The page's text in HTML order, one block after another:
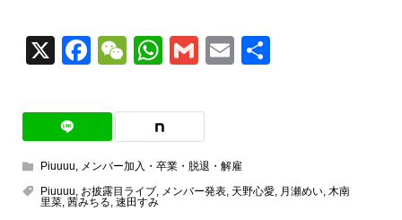
X Facebook
WeChat
WhatsApp
GmailEmail
Piuuuu, メンバー加入・卒業・脱退・解雇
Piuuuu, お披露目ライブ, メンバー発表, 天野心愛, 月瀬めい, 木南
里菜, 茜みちる, 速田すみ